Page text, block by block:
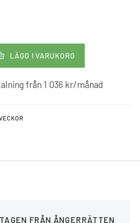
LÄGG I VARUKORG
från 1 036 kr/månad
FRÅN ÅNGERRÄTTEN